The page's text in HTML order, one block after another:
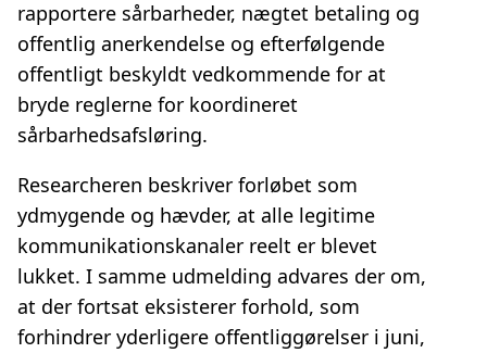
rapportere sårbarheder, nægtet betaling og
offentlig anerkendelse og efterfølgende
offentligt beskyldt vedkommende for at
bryde reglerne for koordineret
sårbarhedsafsløring.
Researcheren beskriver forløbet som
ydmygende og hævder, at alle legitime
kommunikationskanaler reelt er blevet
lukket. I samme udmelding advares der om,
at der fortsat eksisterer forhold, som
forhindrer yderligere offentliggørelser i juni,